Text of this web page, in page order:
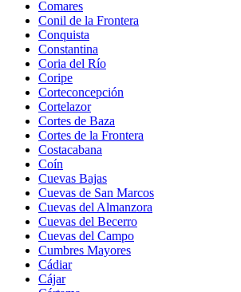
Comares
Conil de la Frontera
Conquista
Constantina
Coria del Río
Coripe
Corteconcepción
Cortelazor
Cortes de Baza
Cortes de la Frontera
Costacabana
Coín
Cuevas Bajas
Cuevas de San Marcos
Cuevas del Almanzora
Cuevas del Becerro
Cuevas del Campo
Cumbres Mayores
Cádiar
Cájar